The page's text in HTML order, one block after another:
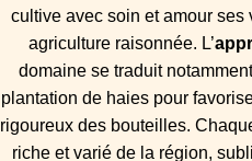
cultive avec soin et amour ses
agriculture raisonnée. L’
domaine se traduit
plantation de haies pour
rigoureux des bouteilles.
riche et varié de la région,